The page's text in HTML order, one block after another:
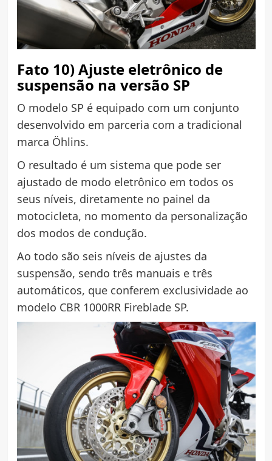
Fato 10) Ajuste eletrônico de
suspensão na versão SP
O modelo SP é equipado com um conjunto
desenvolvido em parceria com a tradicional
marca Öhlins.
O resultado é um sistema que pode ser
ajustado de modo eletrônico em todos os
seus níveis, diretamente no painel da
motocicleta, no momento da personalização
dos modos de condução.
Ao todo são seis níveis de ajustes da
suspensão, sendo três manuais e três
automáticos, que conferem exclusividade ao
modelo CBR 1000RR Fireblade SP.